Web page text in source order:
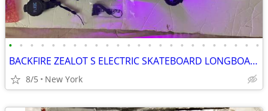
• • • • • • • • • • • • • • • • • • • • • • • •
BACKFIRE ZEALOT S ELECTRIC SKATEBOARD LONGBOARD HOVERBOARD NEW BATTERY
8/5 New York